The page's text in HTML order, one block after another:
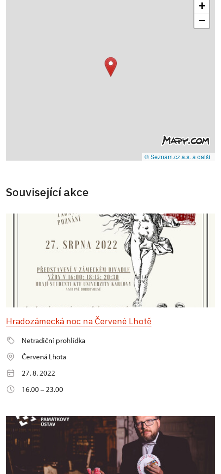
+
−
© Seznam.cz a.s. a další
Související akce
Hradozámecká noc na Červené Lhotě
Netradiční prohlídka
Červená Lhota
27. 8. 2022
16.00 – 23.00